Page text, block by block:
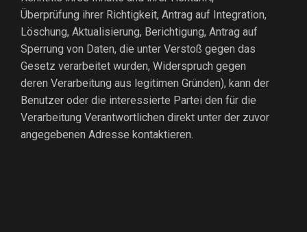
Überprüfung ihrer Richtigkeit, Antrag auf Integration,
Löschung, Aktualisierung, Berichtigung, Antrag auf
Sperrung von Daten, die unter Verstoß gegen das
Gesetz verarbeitet wurden, Widerspruch gegen
deren Verarbeitung aus legitimen Gründen), kann der
Benutzer oder die interessierte Partei den für die
Verarbeitung Verantwortlichen direkt unter der zuvor
angegebenen Adresse kontaktieren.